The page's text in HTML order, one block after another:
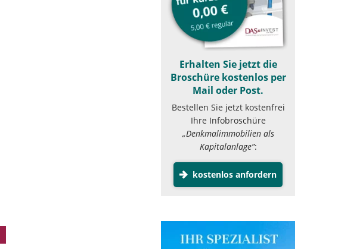
Erhalten Sie jetzt die
Broschüre kostenlos per
Mail oder Post.
Bestellen Sie jetzt kostenfrei
Ihre Infobroschüre
„Denkmalimmobilien als
Kapitalanlage”:
kostenlos anfordern